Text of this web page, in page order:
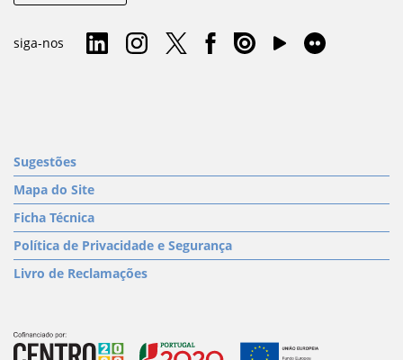
siga-nos
Sugestões
Mapa do Site
Ficha Técnica
Política de Privacidade e Segurança
Livro de Reclamações